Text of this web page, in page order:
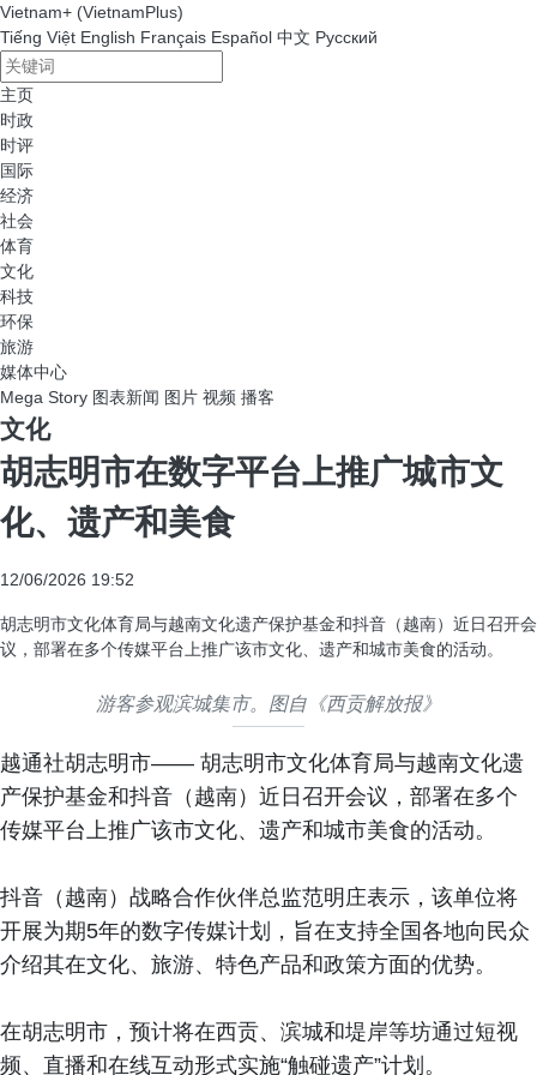
Vietnam+ (VietnamPlus)
Tiếng Việt English Français Español 中文 Русский
主页
时政
时评
国际
经济
社会
体育
文化
科技
环保
旅游
媒体中心
Mega Story 图表新闻 图片 视频 播客
文化
胡志明市在数字平台上推广城市文
化、遗产和美食
12/06/2026 19:52
胡志明市文化体育局与越南文化遗产保护基金和抖音（越南）近日召开会
议，部署在多个传媒平台上推广该市文化、遗产和城市美食的活动。
游客参观滨城集市。图自《西贡解放报》
越通社胡志明市—— 胡志明市文化体育局与越南文化遗
产保护基金和抖音（越南）近日召开会议，部署在多个
传媒平台上推广该市文化、遗产和城市美食的活动。
抖音（越南）战略合作伙伴总监范明庄表示，该单位将
开展为期5年的数字传媒计划，旨在支持全国各地向民众
介绍其在文化、旅游、特色产品和政策方面的优势。
在胡志明市，预计将在西贡、滨城和堤岸等坊通过短视
频、直播和在线互动形式实施“触碰遗产”计划。